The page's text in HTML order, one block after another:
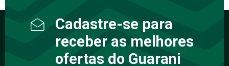
Cadastre-se para
receber as melhores
ofertas do Guarani